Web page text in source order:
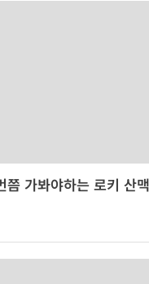
쯤 가봐야하는 로키 산